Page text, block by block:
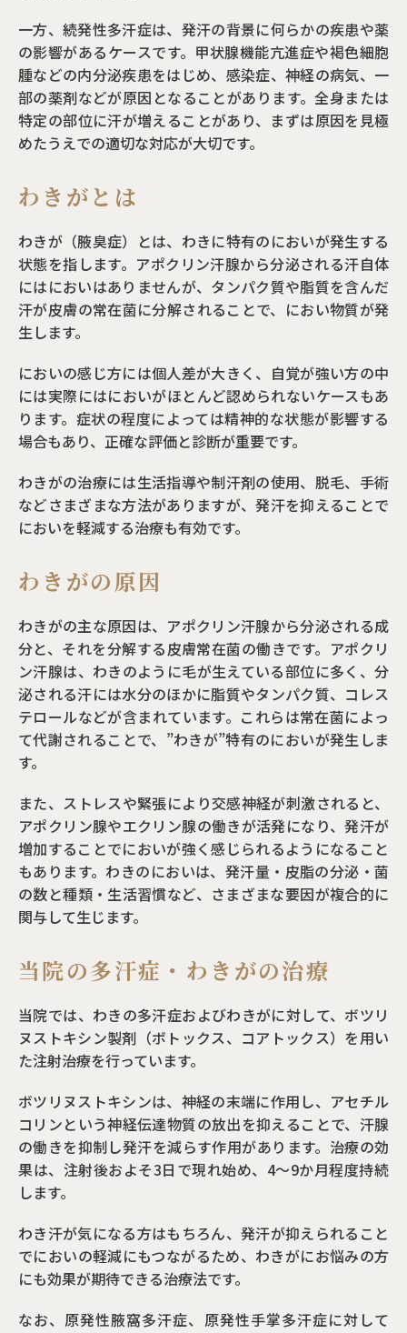
一方、続発性多汗症は、発汗の背景に何らかの疾患や薬
の影響があるケースです。甲状腺機能亢進症や褐色細胞
腫などの内分泌疾患をはじめ、感染症、神経の病気、一
部の薬剤などが原因となることがあります。全身または
特定の部位に汗が増えることがあり、まずは原因を見極
めたうえでの適切な対応が大切です。
わきがとは
わきが（腋臭症）とは、わきに特有のにおいが発生する
状態を指します。アポクリン汗腺から分泌される汗自体
にはにおいはありませんが、タンパク質や脂質を含んだ
汗が皮膚の常在菌に分解されることで、におい物質が発
生します。
においの感じ方には個人差が大きく、自覚が強い方の中
には実際にはにおいがほとんど認められないケースもあ
ります。症状の程度によっては精神的な状態が影響する
場合もあり、正確な評価と診断が重要です。
わきがの治療には生活指導や制汗剤の使用、脱毛、手術
などさまざまな方法がありますが、発汗を抑えることで
においを軽減する治療も有効です。
わきがの原因
わきがの主な原因は、アポクリン汗腺から分泌される成
分と、それを分解する皮膚常在菌の働きです。アポクリ
ン汗腺は、わきのように毛が生えている部位に多く、分
泌される汗には水分のほかに脂質やタンパク質、コレス
テロールなどが含まれています。これらは常在菌によっ
て代謝されることで、”わきが”特有のにおいが発生しま
す。
また、ストレスや緊張により交感神経が刺激されると、
アポクリン腺やエクリン腺の働きが活発になり、発汗が
増加することでにおいが強く感じられるようになること
もあります。わきのにおいは、発汗量・皮脂の分泌・菌
の数と種類・生活習慣など、さまざまな要因が複合的に
関与して生じます。
当院の多汗症・わきがの治療
当院では、わきの多汗症およびわきがに対して、ボツリ
ヌストキシン製剤（ボトックス、コアトックス）を用い
た注射治療を行っています。
ボツリヌストキシンは、神経の末端に作用し、アセチル
コリンという神経伝達物質の放出を抑えることで、汗腺
の働きを抑制し発汗を減らす作用があります。治療の効
果は、注射後およそ3日で現れ始め、4〜9か月程度持続
します。
わき汗が気になる方はもちろん、発汗が抑えられること
でにおいの軽減にもつながるため、わきがにお悩みの方
にも効果が期待できる治療法です。
なお、原発性腋窩多汗症、原発性手掌多汗症に対して